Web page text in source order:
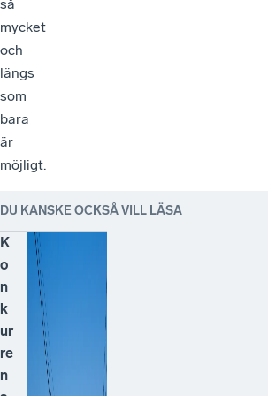
så
mycket
och
längs
som
bara
är
möjligt.
DU KANSKE OCKSÅ VILL LÄSA
K
o
n
k
ur
re
n